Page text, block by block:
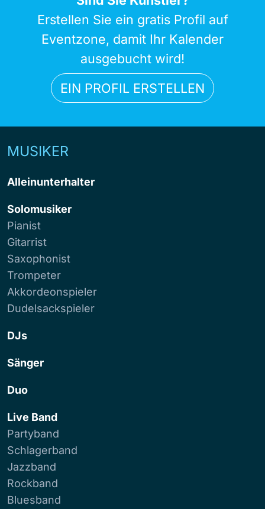
Erstellen Sie ein gratis Profil auf
Eventzone, damit Ihr Kalender
ausgebucht wird!
EIN PROFIL ERSTELLEN
MUSIKER
Alleinunterhalter
Solomusiker
Pianist
Gitarrist
Saxophonist
Trompeter
Akkordeonspieler
Dudelsackspieler
DJs
Sänger
Duo
Live Band
Partyband
Schlagerband
Jazzband
Rockband
Bluesband